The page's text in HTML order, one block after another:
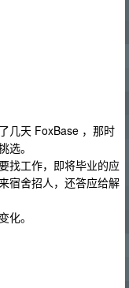
几天 FoxBase ，那时
选。
找工作，即将毕业的应
宿舍招人，还答应给解
化。